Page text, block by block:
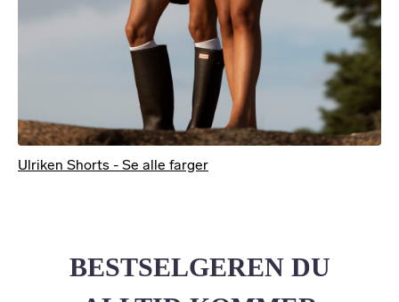
Ulriken Shorts - Se alle farger
BESTSELGEREN DU